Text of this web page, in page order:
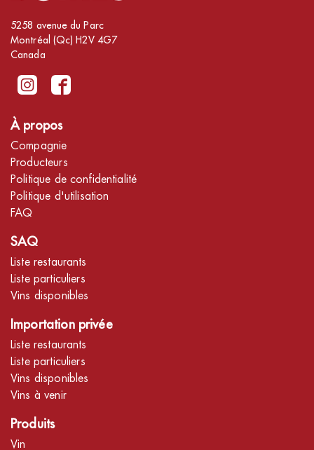
5258 avenue du Parc
Montréal (Qc) H2V 4G7
Canada
À propos
Compagnie
Producteurs
Politique de confidentialité
Politique d'utilisation
FAQ
SAQ
Liste restaurants
Liste particuliers
Vins disponibles
Importation privée
Liste restaurants
Liste particuliers
Vins disponibles
Vins à venir
Produits
Vin